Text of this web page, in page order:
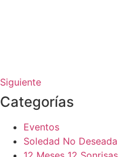
Siguiente
Categorías
Eventos
Soledad No Deseada